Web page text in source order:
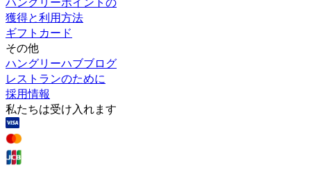
獲得と利用方法
ギフトカード
その他
ハングリーハブブログ
レストランのために
採用情報
私たちは受け入れます